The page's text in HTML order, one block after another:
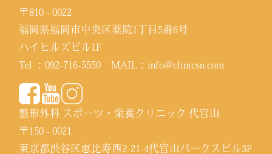
〒810 - 0022
福岡県福岡市中央区薬院1丁目5番6号
ハイヒルズビル1F
Tel ：092-716-5550 MAIL：info@clinicsn.com
整形外科 スポーツ・栄養クリニック 代官山
〒150 - 0021
東京都渋谷区恵比寿西2-21-4代官山パークスビル3F